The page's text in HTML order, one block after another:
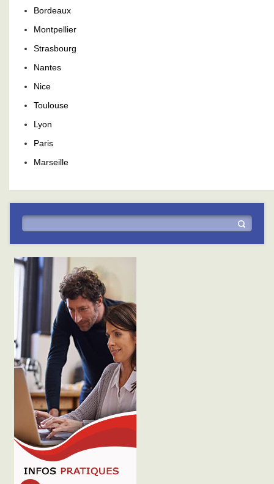
Bordeaux
Montpellier
Strasbourg
Nantes
Nice
Toulouse
Lyon
Paris
Marseille